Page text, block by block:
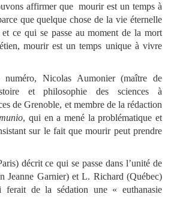
affirmer que mourir est un temps à
que quelque chose de la vie éternelle
ce qui se passe au moment de la mort
mourir est un temps unique à vivre
Nicolas Aumonier (maître de
et philosophie des sciences à
de Grenoble, et membre de la rédaction
, qui en a mené la problématique et
sur le fait que mourir peut prendre
décrit ce qui se passe dans l’unité de
Jeanne Garnier) et L. Richard (Québec)
ferait de la sédation une « euthanasie